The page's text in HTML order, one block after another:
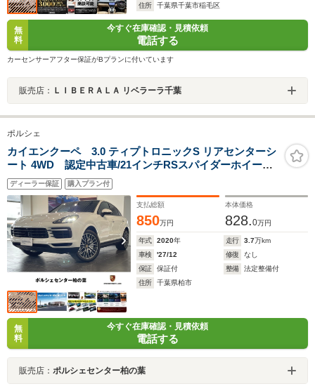
住所
千葉県千葉市稲毛区
無
料
今すぐ在庫確認・見積依頼
電話する
カーセンサーアフター保証がBプランに付いています
販売店： ＬＩＢＥＲＡＬＡ リベラーラ千葉
ポルシェ
カイエンクーペ 3.0 ティプトロニックS リアセンターシ
ート 4WD 認定中古車/21インチRSスパイダーホイール/
スポーツテールパイプ/PSCBサーフェスブレーキ/ダイナ
ミックライト/2トンレザー
ディーラー保証 購入プラン付
支払総額
850万円
本体価格
828.0万円
年式 2020年 走行 3.7万km
車検
'27/12 修復
なし
保証
保証付 整備
法定整備付
住所
千葉県柏市
無
料
今すぐ在庫確認・見積依頼
電話する
販売店： ポルシェセンター柏の葉